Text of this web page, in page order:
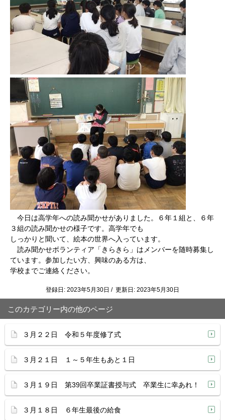
今日は高学年への読み聞かせがありました。６年１組と、６年
３組の読み聞かせの様子です。高学年でも
しっかりと聞いて、絵本の世界へ入っています。
読み聞かせボランティア「きらきら」はメンバーを随時募集し
ています。参加したい方、興味のある方は、
学校までご連絡ください。
登録日: 2023年5月30日 / 更新日: 2023年5月30日
このカテゴリー内の他のページ
３月２２日 令和５年度修了式
３月２１日 １～５年生もあと１日
３月１９日 第39回卒業証書授与式 卒業生に幸あれ！
３月１８日 ６年生最後の給食